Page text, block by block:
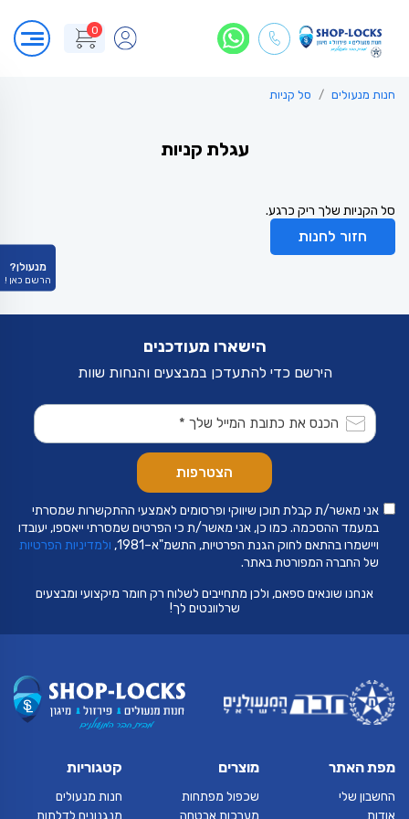
0
חנות מנעולים סל קניות
עגלת קניות
סל הקניות שלך ריק כרגע.
חזור לחנות
מנעולן?
הרשם כאן !
הישארו מעודכנים
הירשם כדי להתעדכן במבצעים והנחות שוות
אני מאשר/ת קבלת תוכן שיווקי ופרסומים לאמצעי ההתקשרות שמסרתי
במעמד ההסכמה. כמו כן, אני מאשר/ת כי הפרטים שמסרתי ייאספו, יעובדו
ויישמרו בהתאם לחוק הגנת הפרטיות, התשמ"א–1981,
ולמדיניות הפרטיות
של החברה המפורטת באתר.
אנחנו שונאים ספאם, ולכן מתחייבים לשלוח רק חומר מיקצועי ומבצעים
שרלוונטים לך!
מפת האתר
החשבון שלי
מוצרים
שכפול מפתחות
קטגוריות
חנות מנעולים